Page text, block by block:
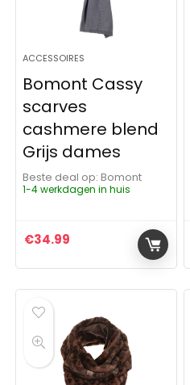
ACCESSOIRES
Bomont Cassy
scarves
cashmere blend
Grijs dames
Beste deal op:
Bomont
1-4 werkdagen in huis
€34.99